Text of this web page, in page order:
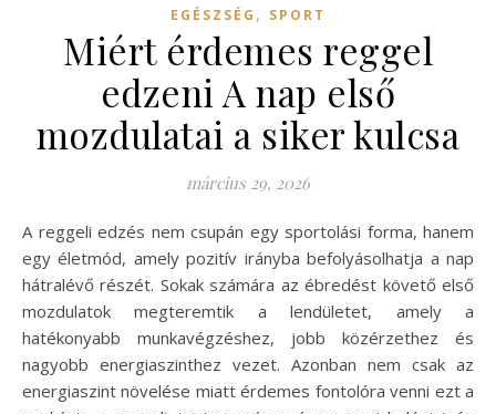
EGÉSZSÉG , SPORT
Miért érdemes reggel
edzeni A nap első
mozdulatai a siker kulcsa
március 29, 2026
A reggeli edzés nem csupán egy sportolási forma, hanem
egy életmód, amely pozitív irányba befolyásolhatja a nap
hátralévő részét. Sokak számára az ébredést követő első
mozdulatok megteremtik a lendületet, amely a
hatékonyabb munkavégzéshez, jobb közérzethez és
nagyobb energiaszinthez vezet. Azonban nem csak az
energiaszint növelése miatt érdemes fontolóra venni ezt a